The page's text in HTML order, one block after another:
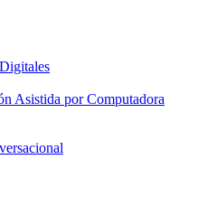
Asistida por Computadora